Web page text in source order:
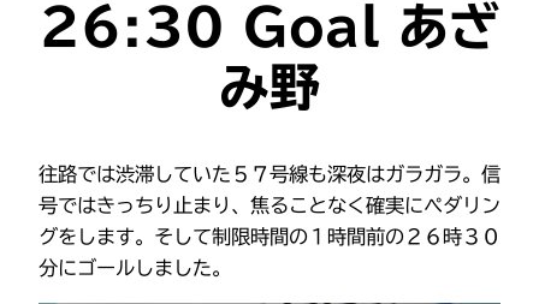
26:30 Goal あざ
み野
往路では渋滞していた５７号線も深夜はガラガラ。信
号ではきっちり止まり、焦ることなく確実にぺダリン
グをします。そして制限時間の１時間前の２６時３０
分にゴールしました。